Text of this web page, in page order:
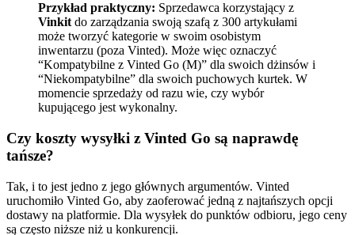
Przykład praktyczny: Sprzedawca korzystający z
Vinkitdo zarządzania swoją szafą z 300 artykułami
może tworzyć kategorie w swoim osobistym
inwentarzu (poza Vinted). Może więc oznaczyć
“Kompatybilne z Vinted Go (M)” dla swoich dżinsów i
“Niekompatybilne” dla swoich puchowych kurtek. W
momencie sprzedaży od razu wie, czy wybór
kupującego jest wykonalny.
Czy koszty wysyłki z Vinted Go są naprawdę
tańsze?
Tak, i to jest jedno z jego głównych argumentów. Vinted
uruchomiło Vinted Go, aby zaoferować jedną z najtańszych opcji
dostawy na platformie. Dla wysyłek do punktów odbioru, jego ceny
są często niższe niż u konkurencji.